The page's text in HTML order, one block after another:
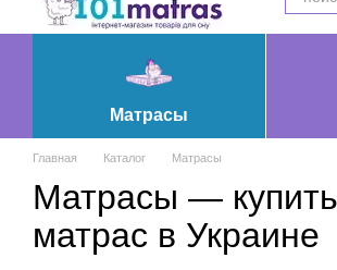
Матрасы
Главная Каталог Матрасы
Матрасы —
матрас в Украине